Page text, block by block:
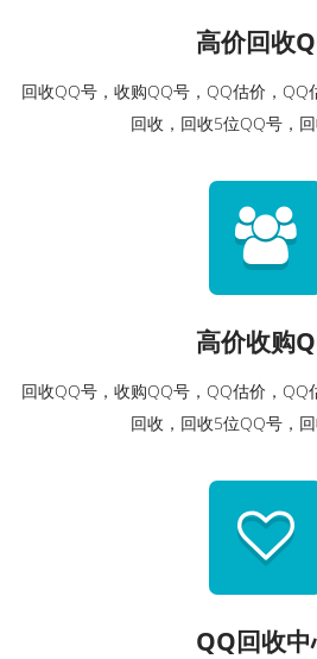
高价回收
回收QQ号，收购QQ号，QQ估价，
回收，回收5位QQ号，
高价收购
回收QQ号，收购QQ号，QQ估价，
回收，回收5位QQ号，
QQ回收